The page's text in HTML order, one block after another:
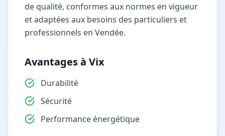
de qualité, conformes aux normes en vigueur
et adaptées aux besoins des particuliers et
professionnels en Vendée.
Avantages à Vix
Durabilité
Sécurité
Performance énergétique